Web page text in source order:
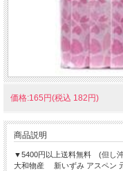
価格:165円(税込 182円)
商品説明
▼5400円以上送料無料 (但し
大和物産 新いずみ アスペン